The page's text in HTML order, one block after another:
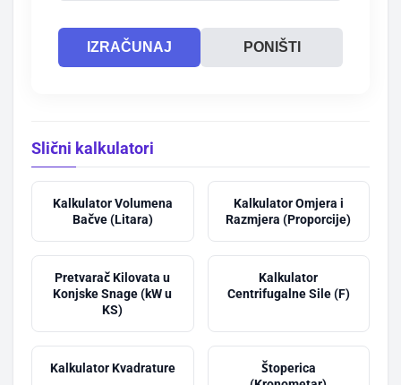
IZRAČUNAJ PONIŠTI
Slični kalkulatori
Kalkulator Volumena
Bačve (Litara)
Kalkulator Omjera i
Razmjera (Proporcije)
Pretvarač Kilovata u
Konjske Snage (kW u
KS)
Kalkulator
Centrifugalne Sile (F)
Kalkulator Kvadrature
Štoperica